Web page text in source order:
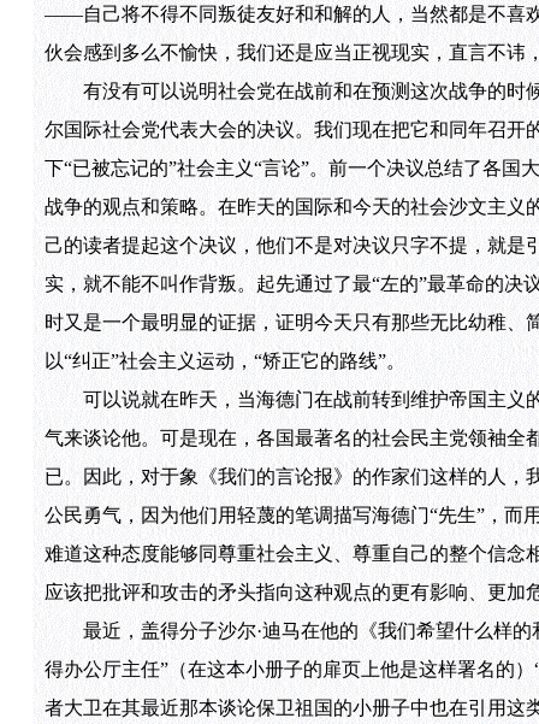
——自己将不得不同叛徒友好和和解的人，当然都是不喜
伙会感到多么不愉快，我们还是应当正视现实，直言不讳
有没有可以说明社会党在战前和在预测这次战争的时
尔国际社会党代表大会的决议。我们现在把它和同年召
下“已被忘记的”社会主义“言论”。前一个决议总结了各
战争的观点和策略。在昨天的国际和今天的社会沙文主
己的读者提起这个决议，他们不是对决议只字不提，就
实，就不能不叫作背叛。起先通过了最“左的”最革命的
时又是一个最明显的证据，证明今天只有那些无比幼稚
以“纠正”社会主义运动，“矫正它的路线”。
可以说就在昨天，当海德门在战前转到维护帝国主义
气来谈论他。可是现在，各国最著名的社会民主党领袖
已。因此，对于象《我们的言论报》的作家们这样的人
公民勇气，因为他们用轻蔑的笔调描写海德门“先生”，
难道这种态度能够同尊重社会主义、尊重自己的整个信
应该把批评和攻击的矛头指向这种观点的更有影响、更加
最近，盖得分子沙尔·迪马在他的《我们希望什么样的
得办公厅主任”（在这本小册子的扉页上他是这样署名的
者大卫在其最近那本谈论保卫祖国的小册子中也在引用